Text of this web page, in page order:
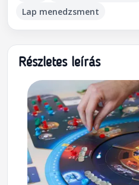
Lap menedzsment
Részletes leírás